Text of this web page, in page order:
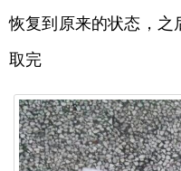
恢复到原来的状态，之
取完